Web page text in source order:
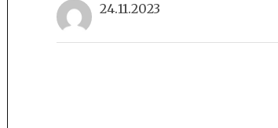
24.11.2023